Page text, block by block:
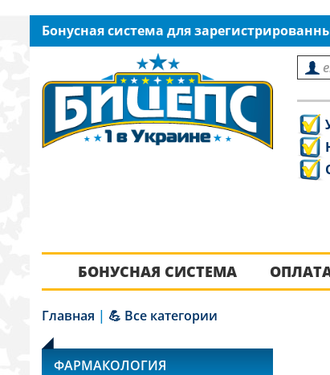
Бонусная система для
БОНУСНАЯ СИСТЕМА
Главная | 💪 Все категории
ФАРМАКОЛОГИЯ